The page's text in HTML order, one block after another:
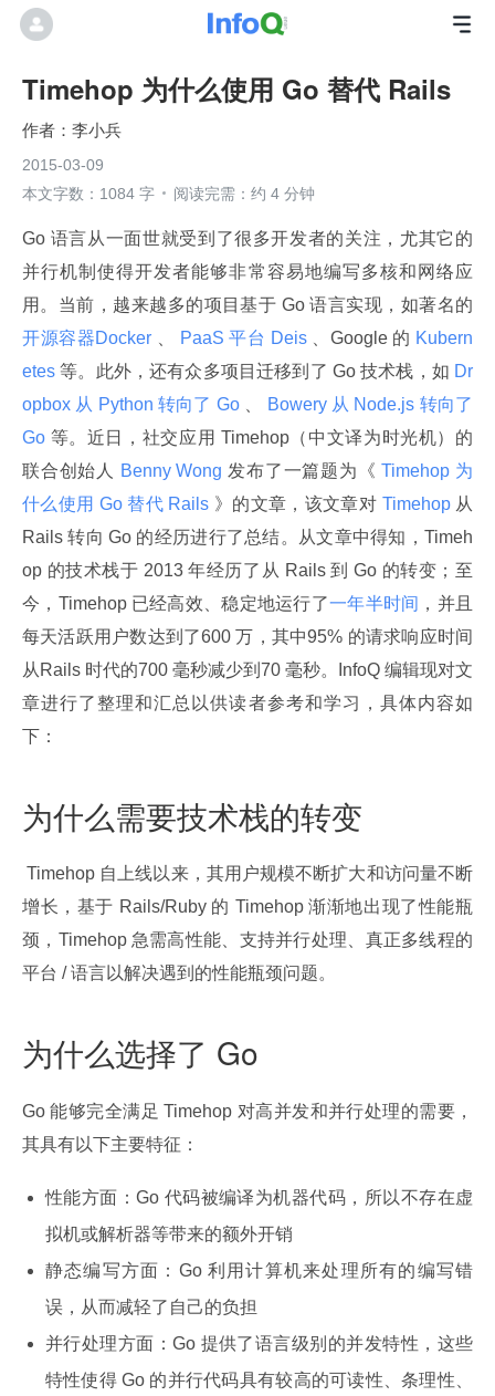
Timehop 为什么使用 Go 替代 Rails
李小兵
2015-03-09
本文字数：1084 字
阅读完需：约 4 分钟
Go 语言从一面世就受到了很多开发者的关注，尤其它的
并行机制使得开发者能够非常容易地编写多核和网络应
用。当前，越来越多的项目基于 Go 语言实现，如著名的
开源容器Docker
PaaS 平台 Deis 、Google 的 Kubern
etes 等。此外，还有众多项目迁移到了 Go 技术栈，如 Dr
opbox 从 Python 转向了 Go
Bowery 从 Node.js 转向了
Go 等。近日，社交应用 Timehop（中文译为时光机）的
联合创始人
Benny Wong 发布了一篇题为《 Timehop 为
什么使用 Go 替代 Rails 》的文章，该文章对 Timehop 从
Rails 转向 Go 的经历进行了总结。从文章中得知，Timeh
op 的技术栈于 2013 年经历了从 Rails 到 Go 的转变；至
今，Timehop 已经高效、稳定地运行了一年半时间 ，并且
每天活跃用户数达到了600 万，其中95% 的请求响应时间
从Rails 时代的700 毫秒减少到70 毫秒。InfoQ 编辑现对文
章进行了整理和汇总以供读者参考和学习，具体内容如
下：
为什么需要技术栈的转变
Timehop 自上线以来，其用户规模不断扩大和访问量不断
增长，基于 Rails/Ruby 的 Timehop 渐渐地出现了性能瓶
颈，Timehop 急需高性能、支持并行处理、真正多线程的
平台 / 语言以解决遇到的性能瓶颈问题。
为什么选择了 Go
Go 能够完全满足 Timehop 对高并发和并行处理的需要，
其具有以下主要特征：
性能方面：Go 代码被编译为机器代码，所以不存在虚
拟机或解析器等带来的额外开销
静态编写方面：Go 利用计算机来处理所有的编写错
误，从而减轻了自己的负担
并行处理方面：Go 提供了语言级别的并发特性，这些
特性使得 Go 的并行代码具有较高的可读性、条理性、